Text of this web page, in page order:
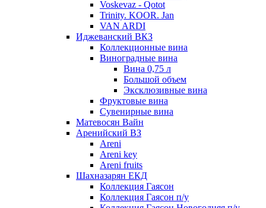
Voskevaz - Qotot
Trinity. KOOR. Jan
VAN ARDI
Иджеванский ВКЗ
Коллекционные вина
Виноградные вина
Вина 0,75 л
Большой объем
Эксклюзивные вина
Фруктовые вина
Cувенирные вина
Матевосян Вайн
Аренийский ВЗ
Areni
Areni key
Areni fruits
Шахназарян ЕКД
Коллекция Гаясон
Коллекция Гаясон п/у